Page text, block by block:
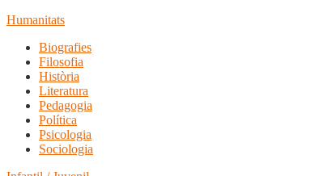
Humanitats
Biografies
Filosofia
Història
Literatura
Pedagogia
Política
Psicologia
Sociologia